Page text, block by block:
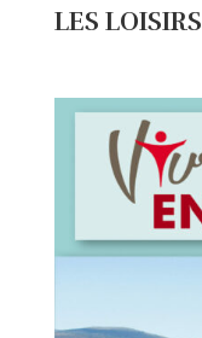
LES LOISIRS